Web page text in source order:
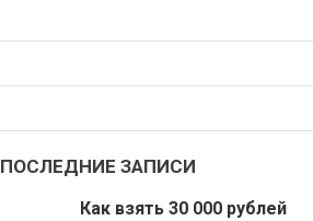
ПОСЛЕДНИЕ ЗАПИСИ
Как взять 30 000 рублей